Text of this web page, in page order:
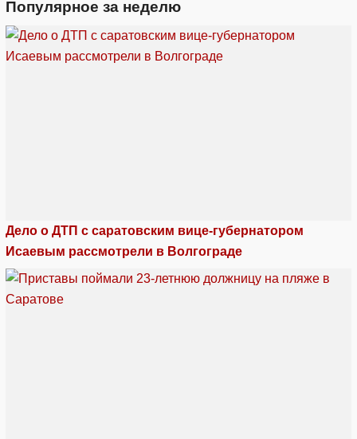
Популярное за неделю
Дело о ДТП с саратовским вице-губернатором
Исаевым рассмотрели в Волгограде